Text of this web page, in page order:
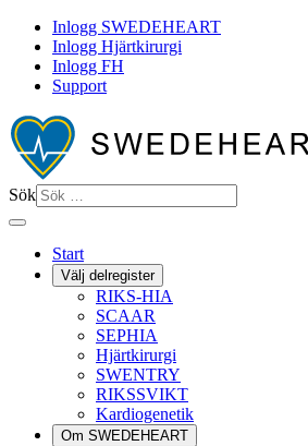
Inlogg SWEDEHEART
Inlogg Hjärtkirurgi
Inlogg FH
Support
Sök
Start
Välj delregister
RIKS-HIA
SCAAR
SEPHIA
Hjärtkirurgi
SWENTRY
RIKSSVIKT
Kardiogenetik
Om SWEDEHEART